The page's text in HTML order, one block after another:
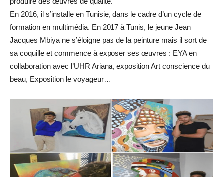
En 2016, il s’installe en Tunisie, dans le cadre d’un cycle de
formation en multimédia. En 2017 à Tunis, le jeune Jean
Jacques Mbiya ne s’éloigne pas de la peinture mais il sort de
sa coquille et commence à exposer ses œuvres : EYA en
collaboration avec l’UHR Ariana, exposition Art conscience du
beau, Exposition le voyageur…